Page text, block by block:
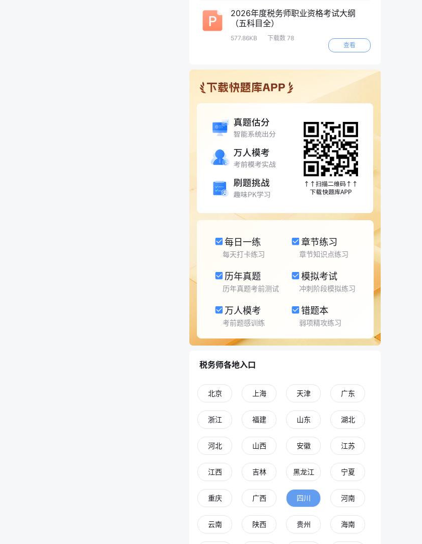
2026年度税务师职业资格考试大纲
（五科目全）
577.86KB
下载数 78
查看
每日一练
每天打卡练习
章节练习
章节知识点练习
历年真题
历年真题考前测试
模拟考试
冲刺阶段模拟练习
万人模考
考前题感训练
错题本
弱项精攻练习
税务师各地入口
北京 上海 天津 广东
浙江 福建 山东 湖北
河北 山西 安徽 江苏
江西 吉林 黑龙江 宁夏
重庆 广西 四川 河南
云南 陕西 贵州 海南